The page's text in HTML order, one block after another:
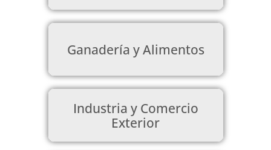
Ganadería y Alimentos
Industria y Comercio
Exterior